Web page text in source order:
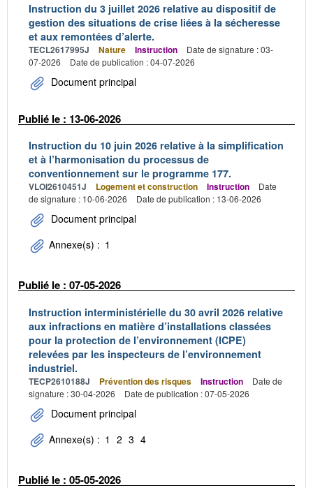
Instruction du 3 juillet 2026 relative au dispositif de
gestion des situations de crise liées à la sécheresse
et aux remontées d’alerte.
TECL2617995J Nature Instruction
Date de signature : 03-
07-2026
Date de publication : 04-07-2026
Document principal
Publié le : 13-06-2026
Instruction du 10 juin 2026 relative à la simplification
et à l’harmonisation du processus de
conventionnement sur le programme 177.
VLOI2610451J Logement et construction Instruction
Date
de signature : 10-06-2026
Date de publication : 13-06-2026
Document principal
Annexe(s) : 1
Publié le : 07-05-2026
Instruction interministérielle du 30 avril 2026 relative
aux infractions en matière d’installations classées
pour la protection de l’environnement (ICPE)
relevées par les inspecteurs de l’environnement
industriel.
TECP2610188J Prévention des risques Instruction
Date de
signature : 30-04-2026
Date de publication : 07-05-2026
Document principal
Annexe(s) : 1 2 3 4
Publié le : 05-05-2026